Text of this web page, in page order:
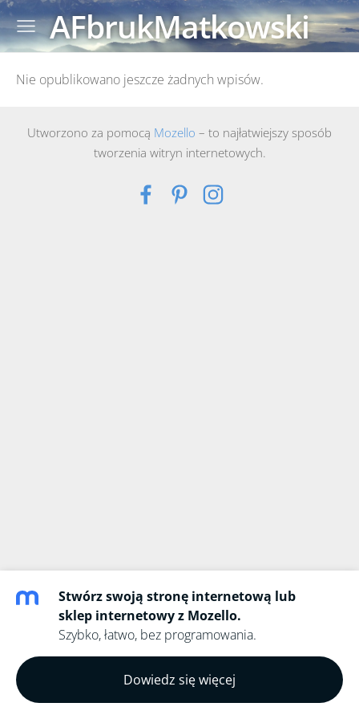
AFbrukMatkowski
Nie opublikowano jeszcze żadnych wpisów.
Utworzono za pomocą Mozello – to najłatwiejszy sposób
tworzenia witryn internetowych.
Stwórz swoją stronę internetową lub
sklep internetowy z Mozello.
Szybko, łatwo, bez programowania.
Dowiedz się więcej